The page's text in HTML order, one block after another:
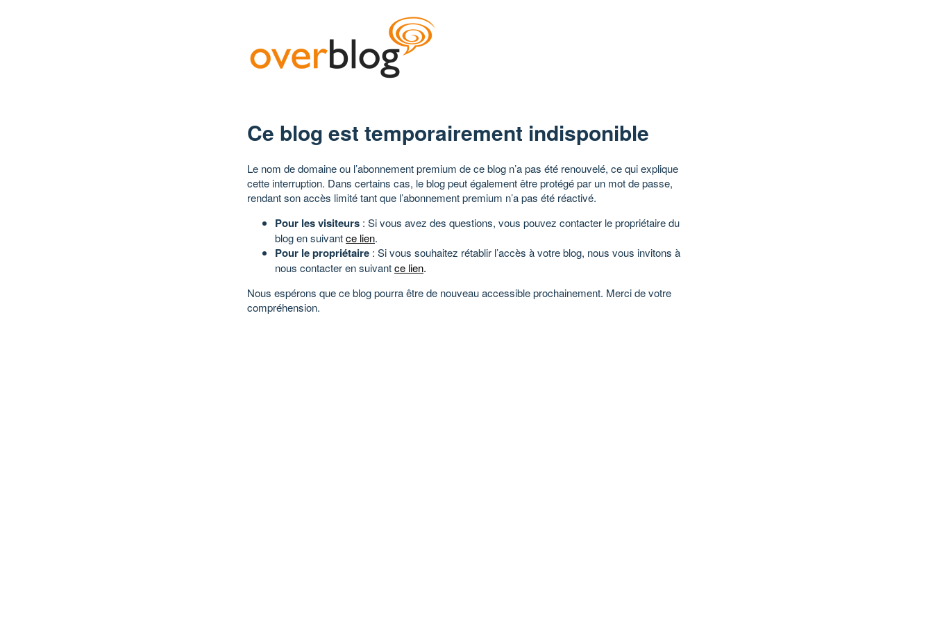
Ce blog est temporairement indisponible
Le nom de domaine ou l’abonnement premium de ce blog n’a pas été renouvelé, ce qui explique
cette interruption. Dans certains cas, le blog peut également être protégé par un mot de passe,
rendant son accès limité tant que l’abonnement premium n’a pas été réactivé.
Pour les visiteurs : Si vous avez des questions, vous pouvez contacter le propriétaire du
blog en suivantce lien.
Pour le propriétaire : Si vous souhaitez rétablir l’accès à votre blog, nous vous invitons à
nous contacter en suivantce lien.
Nous espérons que ce blog pourra être de nouveau accessible prochainement. Merci de votre
compréhension.